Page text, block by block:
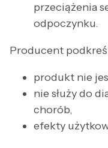
przeciążenia
odpoczynku.
Producent
produkt nie
nie służy do
chorób,
efekty